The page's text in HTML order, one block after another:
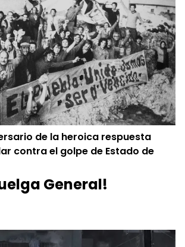
de la heroica respuesta
contra el golpe de Estado de
General!